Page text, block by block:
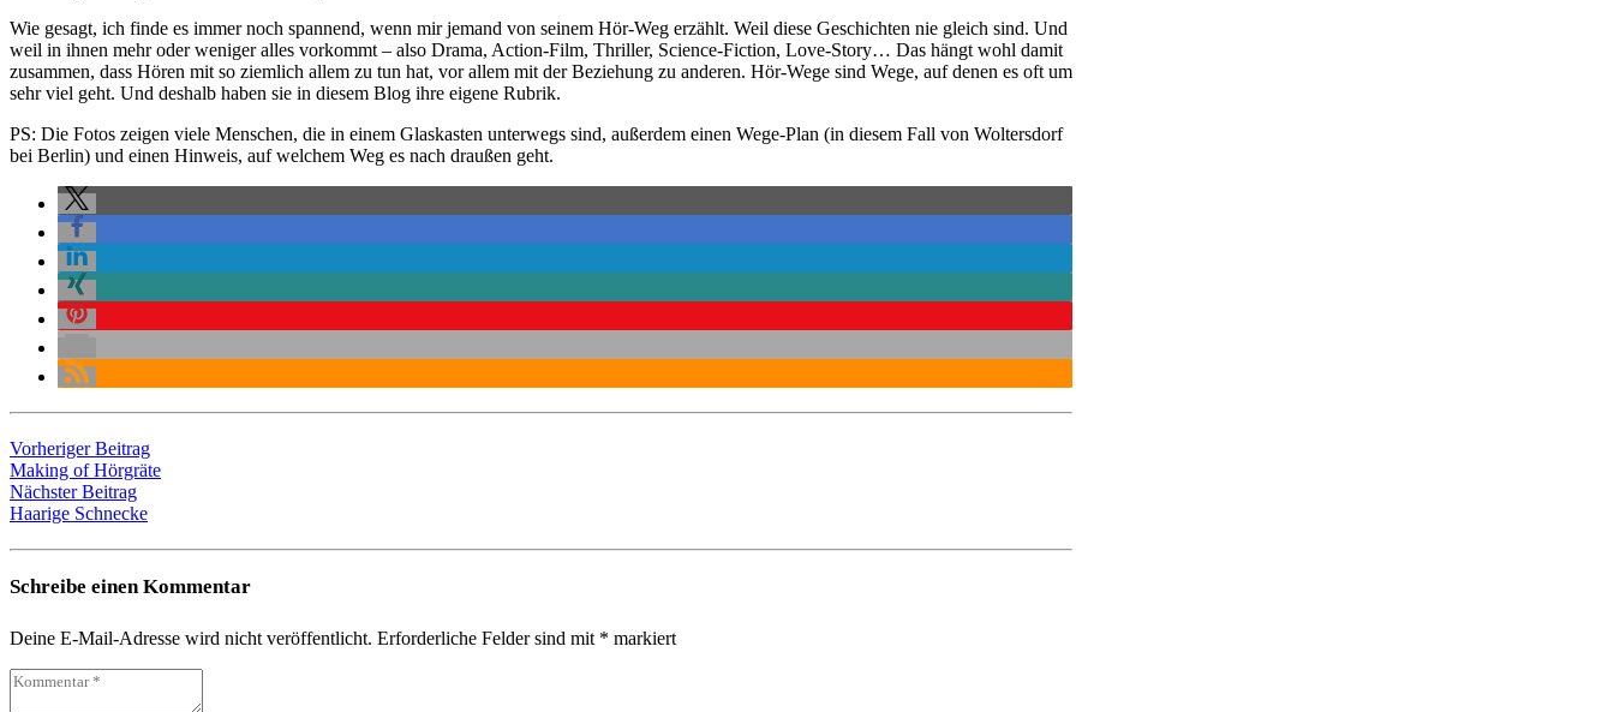
Wie gesagt, ich finde es immer noch spannend, wenn mir jemand von seinem Hör-Weg erzählt. Weil diese Geschichten nie gleich sind. Und
weil in ihnen mehr oder weniger alles vorkommt – also Drama, Action-Film, Thriller, Science-Fiction, Love-Story… Das hängt wohl damit
zusammen, dass Hören mit so ziemlich allem zu tun hat, vor allem mit der Beziehung zu anderen. Hör-Wege sind Wege, auf denen es oft um
sehr viel geht. Und deshalb haben sie in diesem Blog ihre eigene Rubrik.
PS: Die Fotos zeigen viele Menschen, die in einem Glaskasten unterwegs sind, außerdem einen Wege-Plan (in diesem Fall von Woltersdorf
bei Berlin) und einen Hinweis, auf welchem Weg es nach draußen geht.
Vorheriger Beitrag
Making of Hörgräte
Nächster Beitrag
Haarige Schnecke
Schreibe einen Kommentar
Deine E-Mail-Adresse wird nicht veröffentlicht. Erforderliche Felder sind mit * markiert